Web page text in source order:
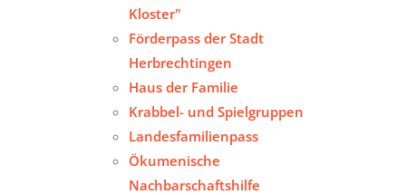
Kloster"
Förderpass der Stadt
Herbrechtingen
Haus der Familie
Krabbel- und Spielgruppen
Landesfamilienpass
Ökumenische
Nachbarschaftshilfe